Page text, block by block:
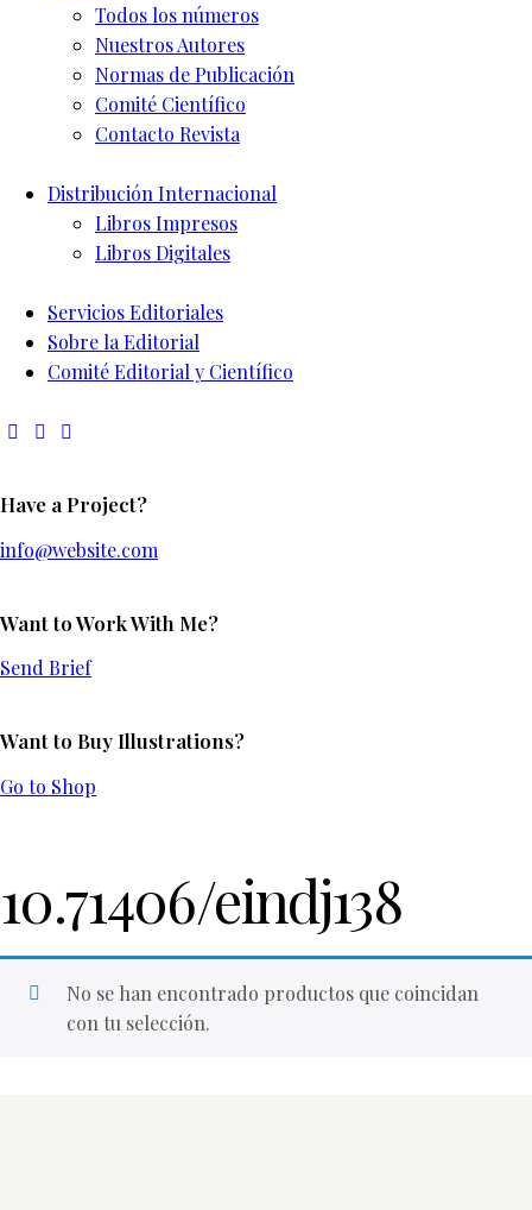
Todos los números
Nuestros Autores
Normas de Publicación
Comité Científico
Contacto Revista
Distribución Internacional
Libros Impresos
Libros Digitales
Servicios Editoriales
Sobre la Editorial
Comité Editorial y Científico
Have a Project?
info@website.com
Want to Work With Me?
Send Brief
Want to Buy Illustrations?
Go to Shop
10.71406/eindj138
No se han encontrado productos que coincidan
con tu selección.